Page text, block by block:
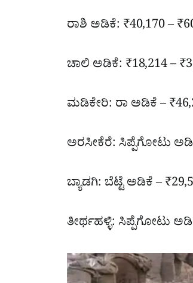
ರಾಶಿ ಅಡಿಕೆ: ₹40,170 –
ಚಾಲಿ ಅಡಿಕೆ: ₹18,214 –
ಮಡಿಕೇರಿ: ರಾ ಅಡಿಕೆ –
ಅರಸೀಕೆರೆ: ಸಿಪ್ಪೆಗೋಟು
ಬ್ಯಾಡಗಿ: ಬೆಟ್ಟೆ ಅಡಿಕೆ –
ತೀರ್ಥಹಳ್ಳಿ: ಸಿಪ್ಪೆಗೋಟು